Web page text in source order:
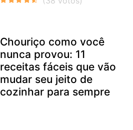
Chouriço como você
nunca provou: 11
receitas fáceis que vão
mudar seu jeito de
cozinhar para sempre